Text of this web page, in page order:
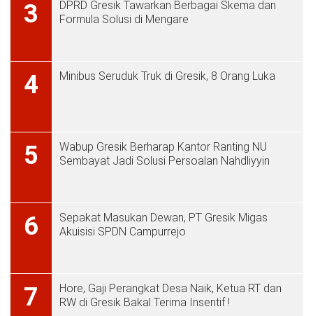
3
DPRD Gresik Tawarkan Berbagai Skema dan
Formula Solusi di Mengare
4 Minibus Seruduk Truk di Gresik, 8 Orang Luka
5
Wabup Gresik Berharap Kantor Ranting NU
Sembayat Jadi Solusi Persoalan Nahdliyyin
6
Sepakat Masukan Dewan, PT Gresik Migas
Akuisisi SPDN Campurrejo
7
Hore, Gaji Perangkat Desa Naik, Ketua RT dan
RW di Gresik Bakal Terima Insentif !